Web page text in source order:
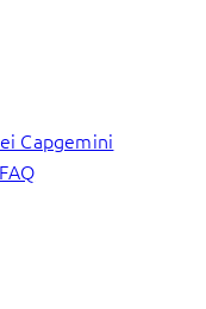
Capgemini